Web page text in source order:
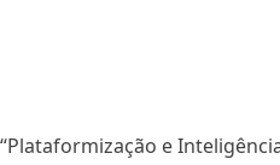
“Plataformização e